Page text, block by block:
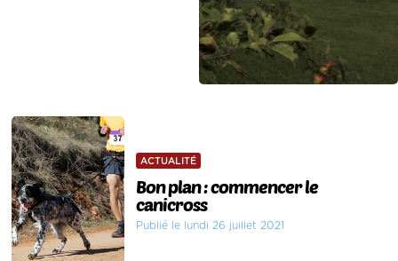
ACTUALITÉ
Bon plan : commencer le
canicross
Publié le lundi 26 juillet 2021